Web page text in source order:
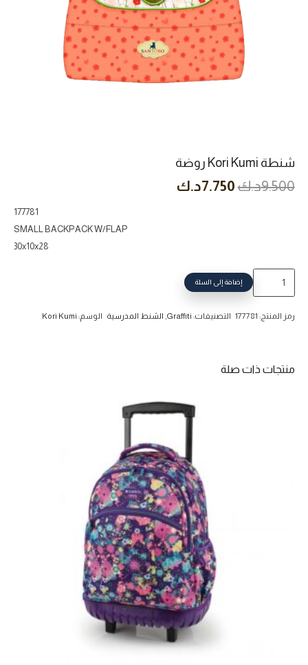
شنطة Kori Kumi روضة
9.500د.كالسعر
7.750د.ك
177781
SMALL BACKPACK W/FLAP
30x10x28
شنطة
إضافة إلى السلة
رمز المنتج: 177781 التصنيفات: Graffiti الشنط المدرسية الوسم: Kori Kumi
منتجات ذات صلة